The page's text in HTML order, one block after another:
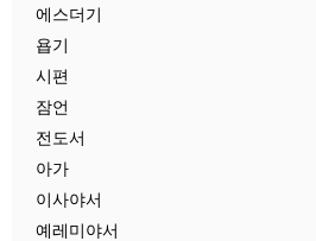
에스더기
욥기
시편
잠언
전도서
아가
이사야서
예레미야서